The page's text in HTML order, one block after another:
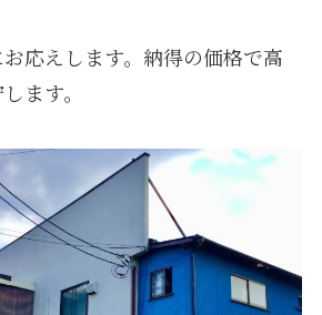
応えします。納得の価格で高
ます。